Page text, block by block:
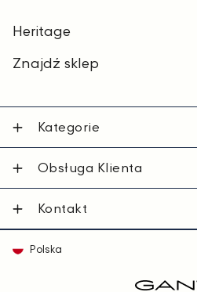
Heritage
Znajdź sklep
Kategorie
Obsługa Klienta
Kontakt
Polska